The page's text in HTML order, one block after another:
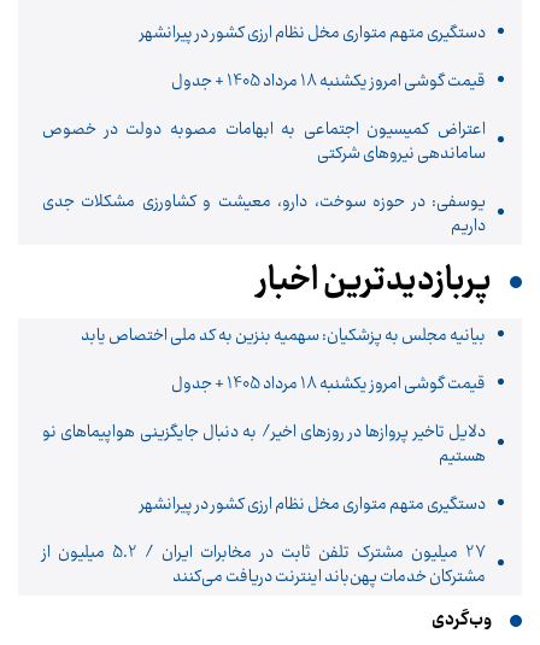
دستگیری متهم متواری مخل نظام ارزی کشور در پیرانشهر
قیمت گوشی امروز یکشنبه 18 مرداد 1405 + جدول
اعتراض کمیسیون اجتماعی به ابهامات مصوبه دولت در خصوص
ساماندهی نیروهای شرکتی
یوسفی: در حوزه سوخت، دارو، معیشت و کشاورزی مشکلات جدی
داریم
پربازدیدترین اخبار
بیانیه مجلس به پزشکیان: سهمیه بنزین به کد ملی اختصاص یابد
قیمت گوشی امروز یکشنبه 18 مرداد 1405 + جدول
دلایل تاخیر پروازها در روزهای اخیر/ به دنبال جایگزینی هواپیماهای نو
هستیم
دستگیری متهم متواری مخل نظام ارزی کشور در پیرانشهر
27 میلیون مشترک تلفن ثابت در مخابرات ایران / 5.2 میلیون از
مشترکان خدمات پهن‌باند اینترنت دریافت می‌کنند
وب‌گردی